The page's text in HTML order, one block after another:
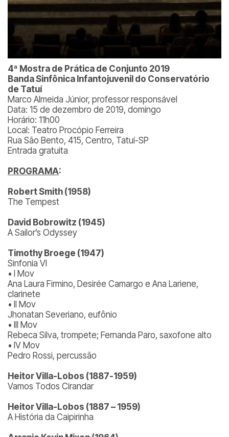
4ª Mostra de Prática de Conjunto 2019
Banda Sinfônica Infantojuvenil do Conservatório
de Tatuí
Marco Almeida Júnior, professor responsável
Data: 15 de dezembro de 2019, domingo
Horário: 11h00
Local: Teatro Procópio Ferreira
Rua São Bento, 415, Centro, Tatuí-SP
Entrada gratuita
PROGRAMA:
Robert Smith (1958)
The Tempest
David Bobrowitz (1945)
A Sailor’s Odyssey
Timothy Broege (1947)
Sinfonia VI
• I Mov
Ana Laura Firmino, Desirée Camargo e Ana Lariene,
clarinete
• II Mov
Jhonatan Severiano, eufônio
• III Mov
Rebeca Silva, trompete; Fernanda Paro, saxofone alto
• IV Mov
Pedro Rossi, percussão
Heitor Villa-Lobos (1887-1959)
Vamos Todos Cirandar
Heitor Villa-Lobos (1887 – 1959)
A História da Caipirinha